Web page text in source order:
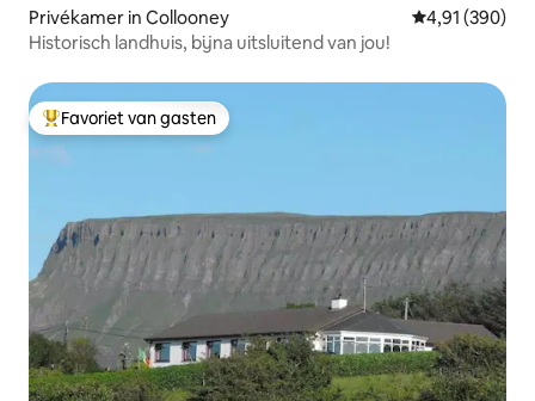
Privékamer in Collooney Gemiddelde
4,91 (390)
Historisch landhuis, bijna uitsluitend van jou!
Topfavoriet van gasten
Favoriet van gasten